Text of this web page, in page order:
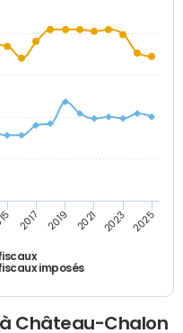
imposés
2017 2019 2021 2023 2025
Château-Chalon